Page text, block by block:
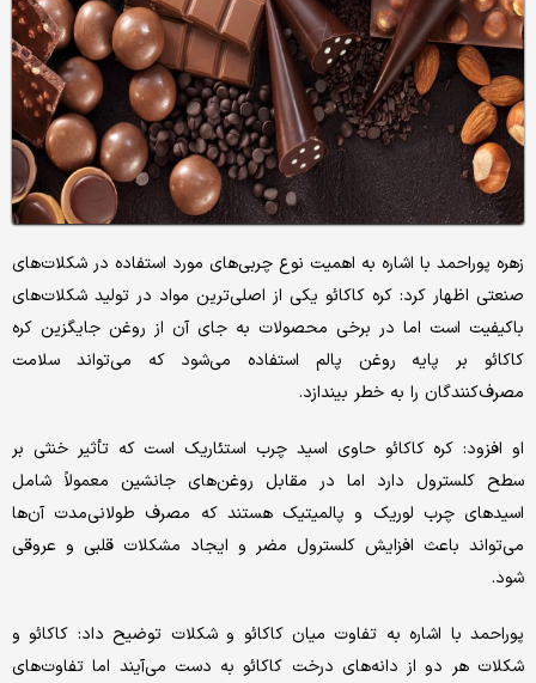
زهره پوراحمد با اشاره به اهمیت نوع چربی‌های مورد استفاده در شکلات‌های
صنعتی اظهار کرد: کره کاکائو یکی از اصلی‌ترین مواد در تولید شکلات‌های
باکیفیت است اما در برخی محصولات به جای آن از روغن جایگزین کره
کاکائو بر پایه روغن پالم استفاده می‌شود که می‌تواند سلامت
مصرف‌کنندگان را به خطر بیندازد.
او افزود: کره کاکائو حاوی اسید چرب استئاریک است که تأثیر خنثی بر
سطح کلسترول دارد اما در مقابل روغن‌های جانشین معمولاً شامل
اسیدهای چرب لوریک و پالمیتیک هستند که مصرف طولانی‌مدت آن‌ها
می‌تواند باعث افزایش کلسترول مضر و ایجاد مشکلات قلبی و عروقی
شود.
پوراحمد با اشاره به تفاوت میان کاکائو و شکلات توضیح داد: کاکائو و
شکلات هر دو از دانه‌های درخت کاکائو به دست می‌آیند اما تفاوت‌های